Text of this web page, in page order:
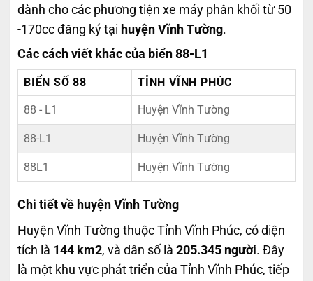
dành cho các phương tiện xe máy phân khối từ 50
-170cc đăng ký tại huyện Vĩnh Tường.
Các cách viết khác của biển 88-L1
BIỂN SỐ 88 TỈNH VĨNH PHÚC
88 - L1 Huyện Vĩnh Tường
88-L1 Huyện Vĩnh Tường
88L1 Huyện Vĩnh Tường
Chi tiết về huyện Vĩnh Tường
Huyện Vĩnh Tường thuộc Tỉnh Vĩnh Phúc, có diện
tích là 144 km2, và dân số là 205.345 người. Đây
là một khu vực phát triển của Tỉnh Vĩnh Phúc, tiếp